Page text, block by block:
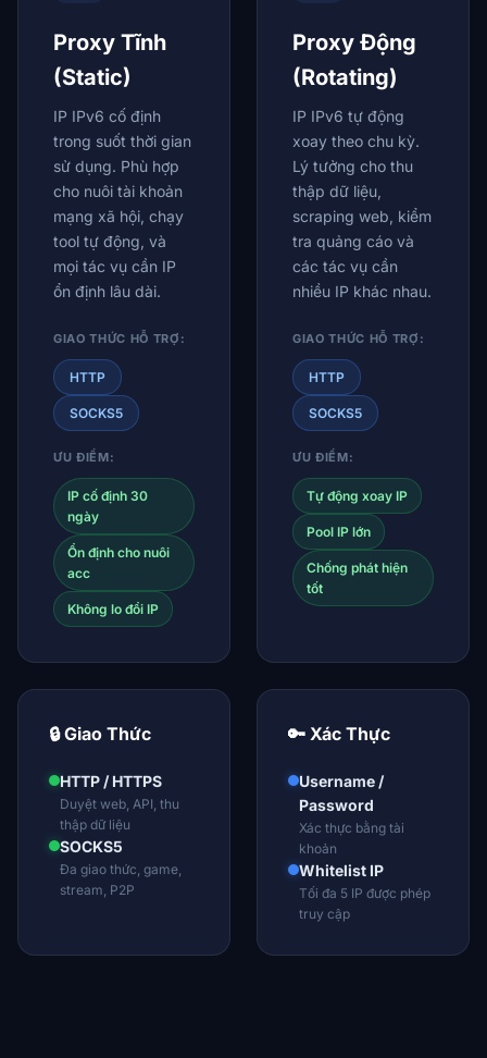
Proxy Tĩnh
(Static)
IP IPv6 cố định
trong suốt thời gian
sử dụng. Phù hợp
cho nuôi tài khoản
mạng xã hội, chạy
tool tự động, và
mọi tác vụ cần IP
ổn định lâu dài.
GIAO THỨC HỖ TRỢ:
HTTP
SOCKS5
ƯU ĐIỂM:
IP cố định 30
ngày
Ổn định cho nuôi
acc
Không lo đổi IP
Proxy Động
(Rotating)
IP IPv6 tự động
xoay theo chu kỳ.
Lý tưởng cho thu
thập dữ liệu,
scraping web, kiểm
tra quảng cáo và
các tác vụ cần
nhiều IP khác nhau.
GIAO THỨC HỖ TRỢ:
HTTP
SOCKS5
ƯU ĐIỂM:
Tự động xoay IP
Pool IP lớn
Chống phát hiện
tốt
🔒 Giao Thức
HTTP / HTTPS
Duyệt web, API, thu
thập dữ liệu
SOCKS5
Đa giao thức, game,
stream, P2P
🔑 Xác Thực
Username /
Password
Xác thực bằng tài
khoản
Whitelist IP
Tối đa 5 IP được phép
truy cập